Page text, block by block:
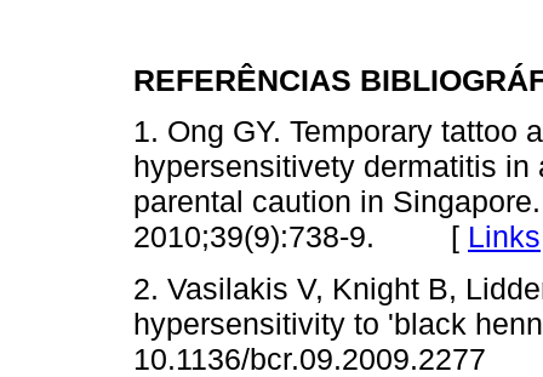
REFERÊNCIAS
1. Ong GY. Temporary tattoo
hypersensitivety dermatitis
parental caution in
2010;39(9):738-9. [ Links
2. Vasilakis V, Knight B,
hypersensitivity to 'black
10.1136/